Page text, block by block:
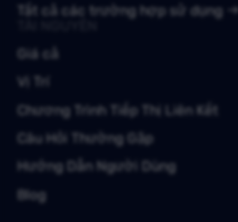
Tất cả các trường hợp sử dụng
Giá cả
Vị Trí
Chương Trình Tiếp Thị Liên Kết
Câu Hỏi Thường Gặp
Hướng Dẫn Người Dùng
Blog